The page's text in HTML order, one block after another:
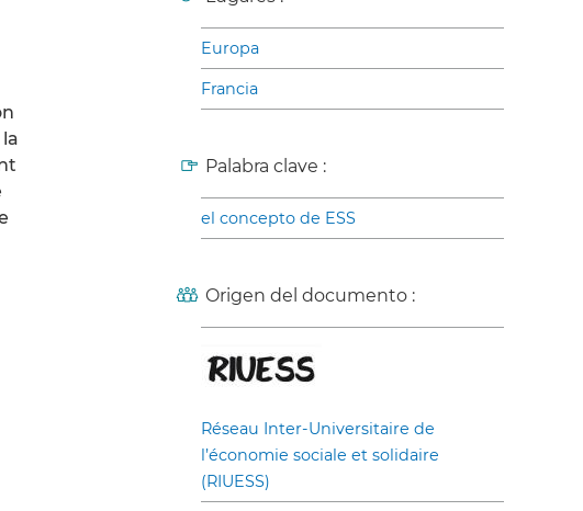
Europa
Francia
Palabra clave :
el concepto de ESS
Origen del documento :
Réseau Inter-Universitaire de
l’économie sociale et solidaire
(RIUESS)